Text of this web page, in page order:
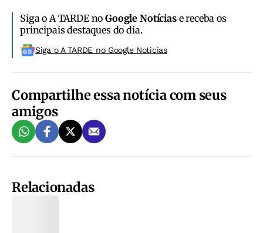
Siga o A TARDE noGoogle Notíciase receba os
principais destaques do dia.
Siga o A TARDE no Google Noticias
Compartilhe essa notícia com seus
amigos
Relacionadas